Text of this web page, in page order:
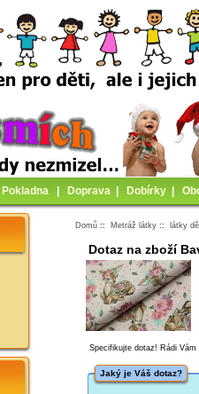
Pokladna Doprava Dobírky
Domů :: Metráž látky :: látky
Dotaz na zboží
Specifikujte dotaz! Rádi Vám
Jaký je Váš dotaz?